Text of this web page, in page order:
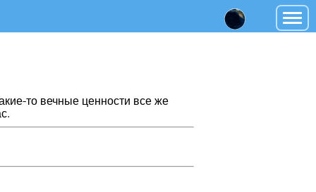
то вечные ценности все же